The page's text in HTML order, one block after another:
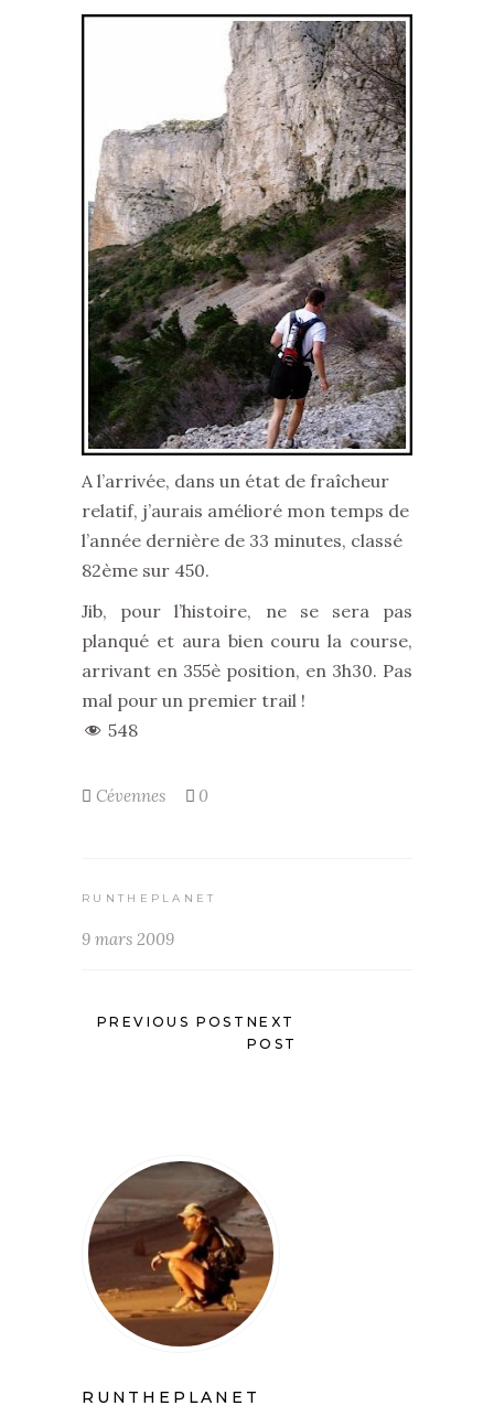
A l’arrivée, dans un état de fraîcheur
relatif, j’aurais amélioré mon temps de
l’année dernière de 33 minutes, classé
82ème sur 450.
Jib, pour l’histoire, ne se sera pas
planqué et aura bien couru la course,
arrivant en 355è position, en 3h30. Pas
mal pour un premier trail !
548
Cévennes 0
RUNTHEPLANET
9 mars 2009
PREVIOUS POST NEXT
POST
RUNTHEPLANET